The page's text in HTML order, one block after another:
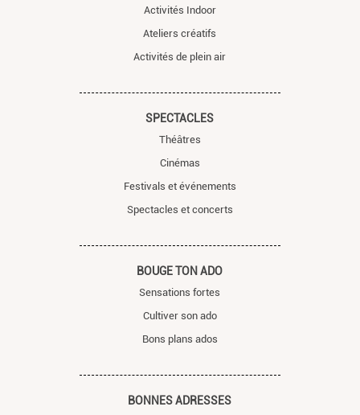
Activités Indoor
Ateliers créatifs
Activités de plein air
SPECTACLES
Théâtres
Cinémas
Festivals et événements
Spectacles et concerts
BOUGE TON ADO
Sensations fortes
Cultiver son ado
Bons plans ados
BONNES ADRESSES